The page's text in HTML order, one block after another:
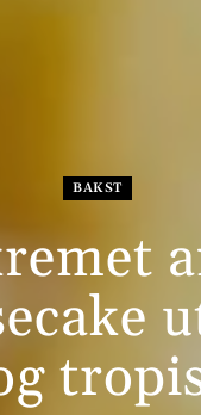
BAKST